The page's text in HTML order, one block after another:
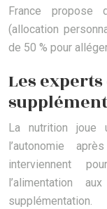
France propose
(allocation
de 50 % pour
Les
La nutrition joue
l’autonomie
interviennent
l’alimentation
supplémentation.